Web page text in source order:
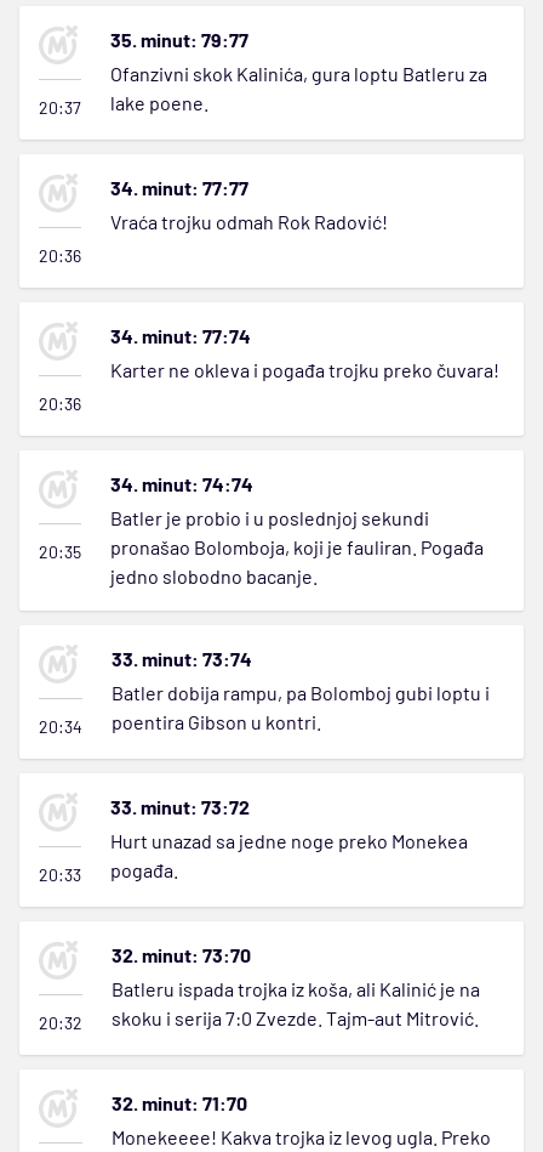
20:37
35. minut: 79:77
Ofanzivni skok Kalinića, gura loptu Batleru za
lake poene.
20:36
34. minut: 77:77
Vraća trojku odmah Rok Radović!
20:36
34. minut: 77:74
Karter ne okleva i pogađa trojku preko čuvara!
20:35
34. minut: 74:74
Batler je probio i u poslednjoj sekundi
pronašao Bolomboja, koji je fauliran. Pogađa
jedno slobodno bacanje.
20:34
33. minut: 73:74
Batler dobija rampu, pa Bolomboj gubi loptu i
poentira Gibson u kontri.
20:33
33. minut: 73:72
Hurt unazad sa jedne noge preko Monekea
pogađa.
20:32
32. minut: 73:70
Batleru ispada trojka iz koša, ali Kalinić je na
skoku i serija 7:0 Zvezde. Tajm-aut Mitrović.
32. minut: 71:70
Monekeeee! Kakva trojka iz levog ugla. Preko